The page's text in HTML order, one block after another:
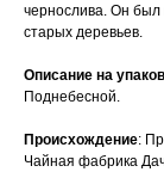
чернослива. Он был
старых деревьев.
Описание на
Поднебесной.
Происхождение:
Чайная фабрика